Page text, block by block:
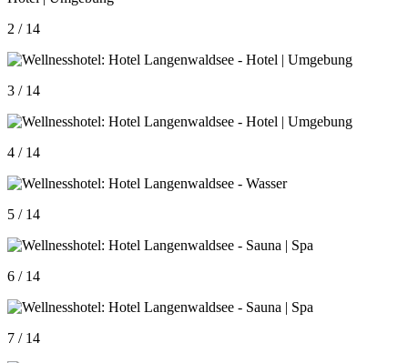
2 / 14
3 / 14
4 / 14
5 / 14
6 / 14
7 / 14